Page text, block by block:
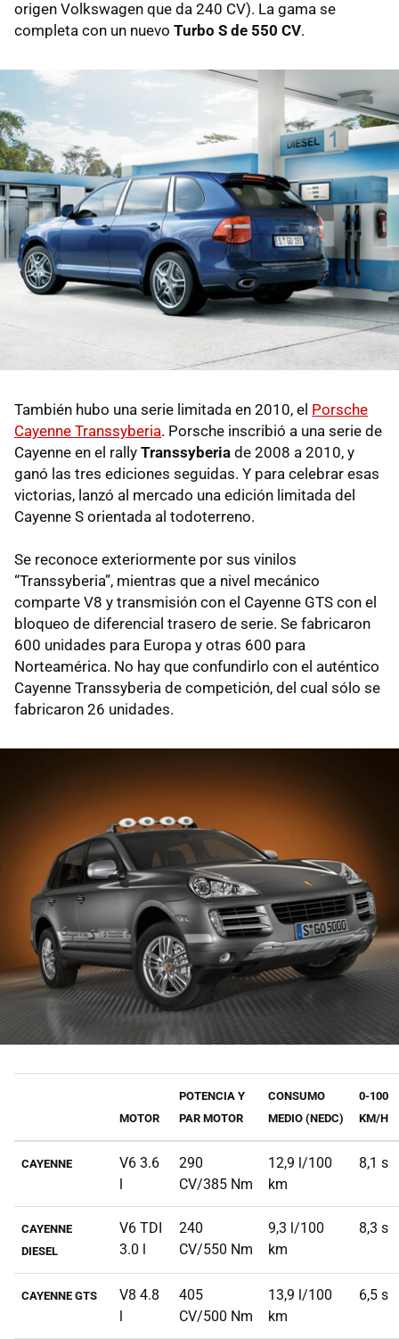
origen Volkswagen que da 240 CV). La gama se
completa con un nuevo Turbo S de 550 CV.
También hubo una serie limitada en 2010, el Porsche
Cayenne Transsyberia. Porsche inscribió a una serie de
Cayenne en el rally Transsyberia de 2008 a 2010, y
ganó las tres ediciones seguidas. Y para celebrar esas
victorias, lanzó al mercado una edición limitada del
Cayenne S orientada al todoterreno.
Se reconoce exteriormente por sus vinilos
“Transsyberia”, mientras que a nivel mecánico
comparte V8 y transmisión con el Cayenne GTS con el
bloqueo de diferencial trasero de serie. Se fabricaron
600 unidades para Europa y otras 600 para
Norteamérica. No hay que confundirlo con el auténtico
Cayenne Transsyberia de competición, del cual sólo se
fabricaron 26 unidades.
MOTOR
POTENCIA Y
PAR MOTOR
CONSUMO
MEDIO (NEDC)
0-100
KM/H
CAYENNE
V6 3.6
290
CV/385 Nm
12,9 l/100
km
8,1 s
CAYENNE
DIESEL
V6 TDI
3.0 l
240
CV/550 Nm
9,3 l/100
km
8,3 s
CAYENNE GTS
V8 4.8
405
CV/500 Nm
13,9 l/100
km
6,5 s